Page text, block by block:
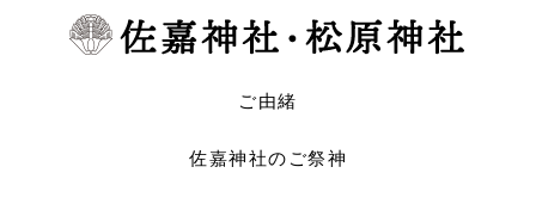
ご由緒
佐嘉神社のご祭神